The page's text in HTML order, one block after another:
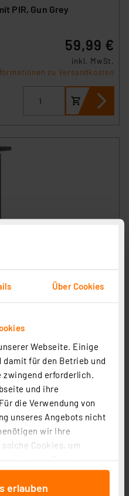
Über Cookies
Webseite. Einige
für den Betrieb und
erforderlich.
und ihre
die Verwendung von
unseres Angebots nicht
wir Ihre
Cookies, um
können und die Zugriffe
Außerdem geben
erlauben
2er Set Solar-Wandleuchte mit PIR, Gun Grey
59,99 €
inkl. MwSt.
zu Versandkosten
PIR, Gun Grey
IP67, 230/24V, 1,5m